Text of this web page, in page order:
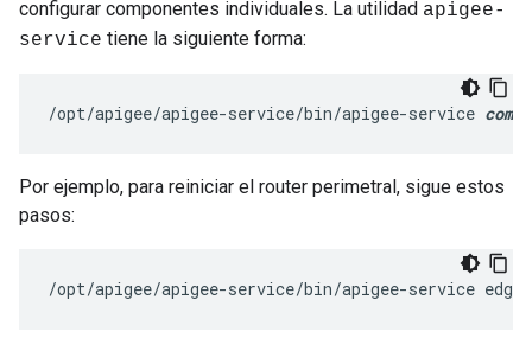
configurar componentes individuales. La utilidad apigee-
service tiene la siguiente forma:
/opt/apigee/apigee-service/bin/apigee-service
Por ejemplo, para reiniciar el router perimetral, sigue estos
pasos:
/opt/apigee/apigee-service/bin/apigee-service